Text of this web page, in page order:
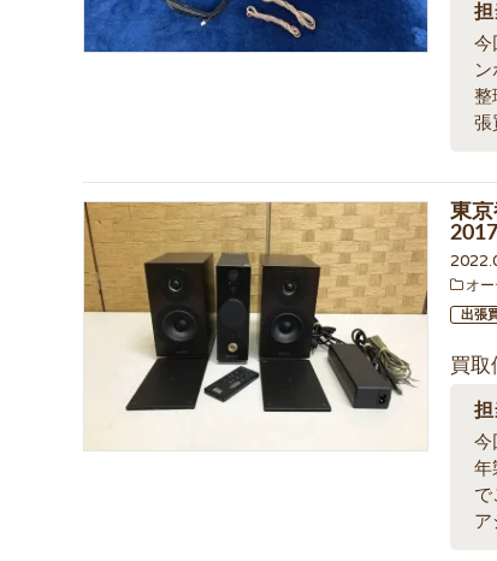
担
今
整
張
東
オ
出張
買取
担
今
年
で
ア